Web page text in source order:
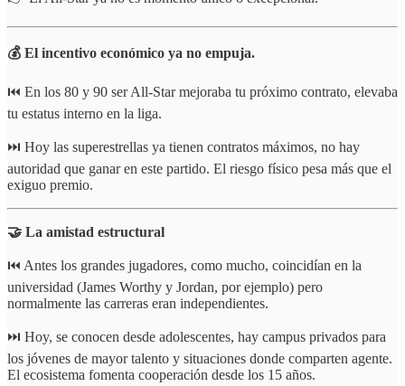
💰 El incentivo económico ya no empuja.
⏮️ En los 80 y 90 ser All-Star mejoraba tu próximo contrato, elevaba
tu estatus interno en la liga.
⏭️ Hoy las superestrellas ya tienen contratos máximos, no hay
autoridad que ganar en este partido. El riesgo físico pesa más que el
exiguo premio.
🤝 La amistad estructural
⏮️ Antes los grandes jugadores, como mucho, coincidían en la
universidad (James Worthy y Jordan, por ejemplo) pero
normalmente las carreras eran independientes.
⏭️ Hoy, se conocen desde adolescentes, hay campus privados para
los jóvenes de mayor talento y situaciones donde comparten agente.
El ecosistema fomenta cooperación desde los 15 años.